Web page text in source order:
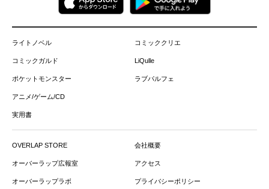
ライトノベル
コミックガルド
ポケットモンスター
アニメ/ゲーム/CD
実用書
コミッククリエ
LiQulle
ラブパルフェ
OVERLAP STORE
オーバーラップ広報室
オーバーラップラボ
会社概要
アクセス
プライバシーポリシー